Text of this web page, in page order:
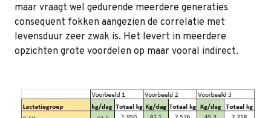
maar vraagt wel gedurende meerdere generaties
consequent fokken aangezien de correlatie met
levensduur zeer zwak is. Het levert in meerdere
opzichten grote voordelen op maar vooral indirect.